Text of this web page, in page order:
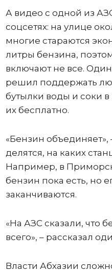
А видео с одной из
соцсетях: на улице
многие стараются
литры бензина,
включают не все.
решил поддержать
бутылки воды и соки в
их бесплатно.
«Бензин объединяет»,
делятся, на каких
Например, в
бензин пока есть, но
заканчиваются.
«На АЗС сказали, что
всего», – рассказал
Власти Абхазии